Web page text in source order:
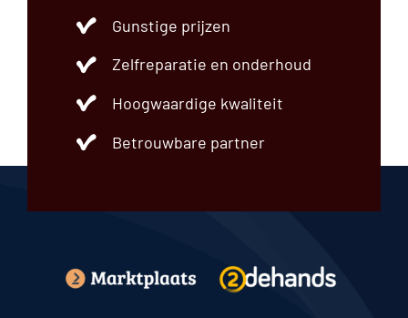
Gunstige prijzen
Zelfreparatie en onderhoud
Hoogwaardige kwaliteit
Betrouwbare partner